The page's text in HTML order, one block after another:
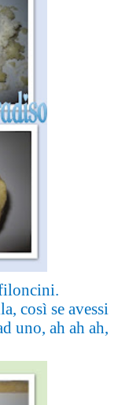
così se avessi
uno, ah ah ah,